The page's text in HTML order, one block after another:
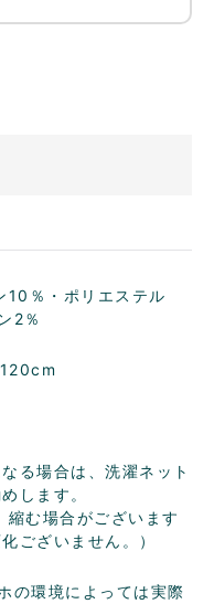
10％・ポリエステル
2％
る場合は、洗濯ネット
します。
む場合がございます
ございません。）
の環境によっては実際